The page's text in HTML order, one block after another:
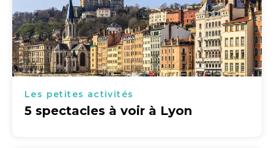
Les petites activités
5 spectacles à voir à Lyon